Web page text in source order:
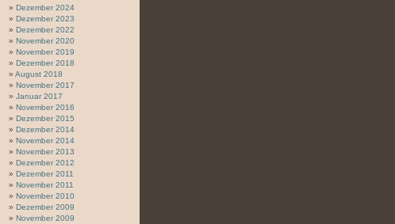
Dezember 2024
Dezember 2023
Dezember 2022
November 2020
November 2019
Dezember 2018
August 2018
November 2017
Januar 2017
November 2016
Dezember 2015
Dezember 2014
November 2014
November 2013
Dezember 2012
Dezember 2011
November 2011
November 2010
Dezember 2009
November 2009